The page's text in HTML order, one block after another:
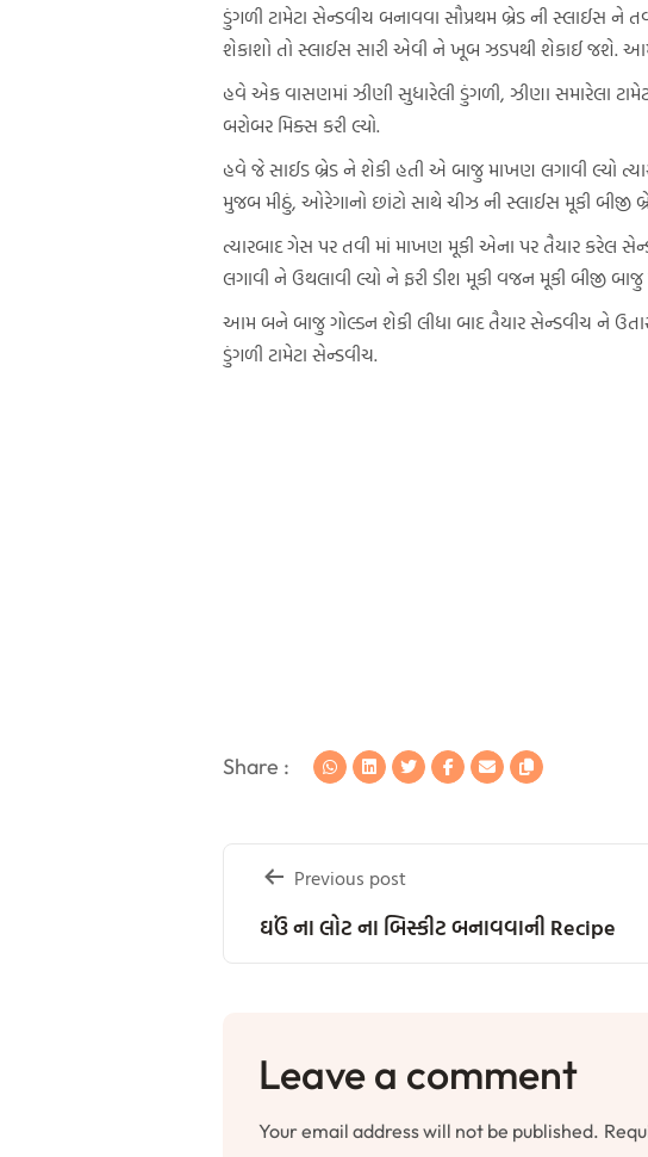
ડુંગળી ટામેટા સેન્ડવીચ બનાવવા સૌપ્રથમ બ્રેડ ની સ્લાઈસ ને
શેકાશો તો સ્લાઈસ સારી એવી ને ખૂબ ઝડપથી શેકાઈ જશે.
હવે એક વાસણમાં ઝીણી સુધારેલી ડુંગળી, ઝીણા સમારેલા
બરોબર મિક્સ કરી લ્યો.
હવે જે સાઈડ બ્રેડ ને શેકી હતી એ બાજુ માખણ લગાવી લ્યો
મુજબ મીઠું, ઓરેગાનો છાંટો સાથે ચીઝ ની સ્લાઈસ મૂકી બીજી
ત્યારબાદ ગેસ પર તવી માં માખણ મૂકી એના પર તૈયાર કરેલ
લગાવી ને ઉથલાવી લ્યો ને ફરી ડીશ મૂકી વજન મૂકી બીજી બાજુ
આમ બને બાજુ ગોલ્ડન શેકી લીધા બાદ તૈયાર સેન્ડવીચ ને
ડુંગળી ટામેટા સેન્ડવીચ.
Share :
Post
navigation
Previous post
ઘઉં ના લોટ ના બિસ્કીટ બનાવવાની Recipe
Leave a comment
Your email address will not be published.